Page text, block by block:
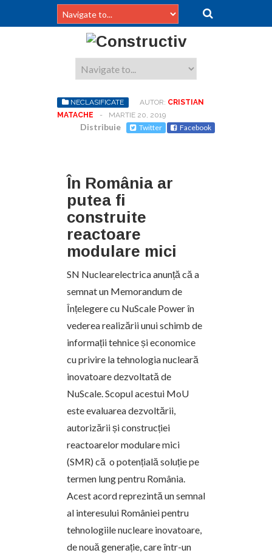
NECLASIFICATE AUTOR: CRISTIAN
MATACHE
- MARTIE 20, 2019
Distribuie Twitter Facebook
În România ar
putea fi
construite
reactoare
modulare mici
SN Nuclearelectrica anunță că a
semnat un Memorandum de
Înțelegere cu NuScale Power în
vederea realizării unui schimb de
informații tehnice și economice
cu privire la tehnologia nucleară
inovatoare dezvoltată de
NuScale. Scopul acestui MoU
este evaluarea dezvoltării,
autorizării și construcției
reactoarelor modulare mici
(SMR) că o potențială soluție pe
termen lung pentru România.
Acest acord reprezintă un semnal
al interesului României pentru
tehnologiile nucleare inovatoare,
de nouă generație, care într-un